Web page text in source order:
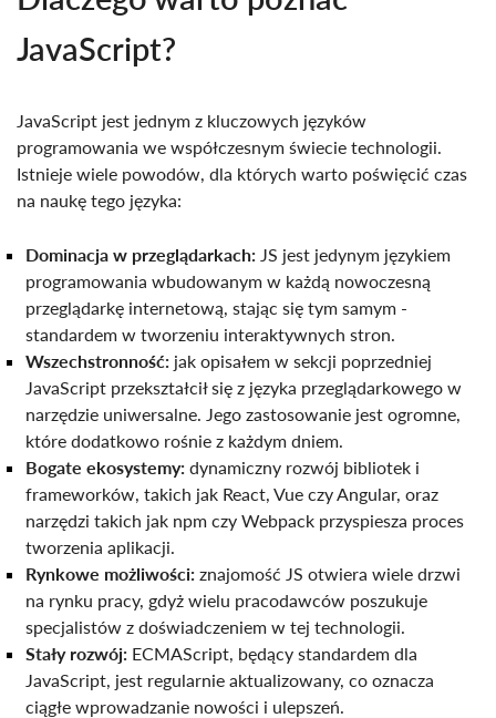
JavaScript?
JavaScript jest jednym z kluczowych języków
programowania we współczesnym świecie technologii.
Istnieje wiele powodów, dla których warto poświęcić czas
na naukę tego języka:
Dominacja w przeglądarkach: JS jest jedynym językiem
programowania wbudowanym w każdą nowoczesną
przeglądarkę internetową, stając się tym samym -
standardem w tworzeniu interaktywnych stron.
Wszechstronność: jak opisałem w sekcji poprzedniej
JavaScript przekształcił się z języka przeglądarkowego w
narzędzie uniwersalne. Jego zastosowanie jest ogromne,
które dodatkowo rośnie z każdym dniem.
Bogate ekosystemy:dynamiczny rozwój bibliotek i
frameworków, takich jak React, Vue czy Angular, oraz
narzędzi takich jak npm czy Webpack przyspiesza proces
tworzenia aplikacji.
Rynkowe możliwości:znajomość JS otwiera wiele drzwi
na rynku pracy, gdyż wielu pracodawców poszukuje
specjalistów z doświadczeniem w tej technologii.
Stały rozwój: ECMAScript, będący standardem dla
JavaScript, jest regularnie aktualizowany, co oznacza
ciągłe wprowadzanie nowości i ulepszeń.